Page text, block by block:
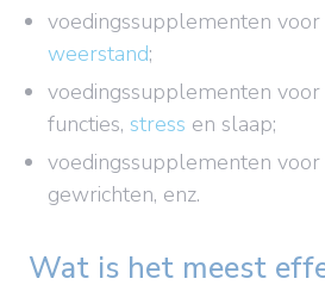
voedingssupplementen voor
weerstand;
voedingssupplementen voor
functies, stress en slaap;
voedingssupplementen
gewrichten, enz.
Wat is het meest